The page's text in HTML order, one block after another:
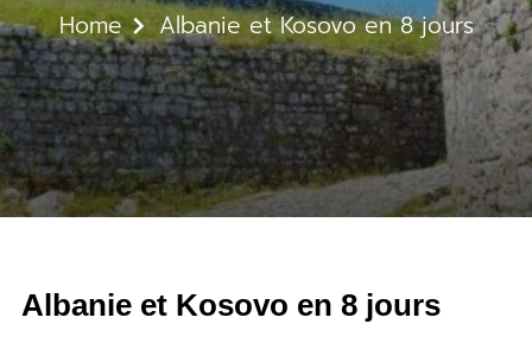
Home Albanie et Kosovo en 8 jours
Albanie et Kosovo en 8 jours